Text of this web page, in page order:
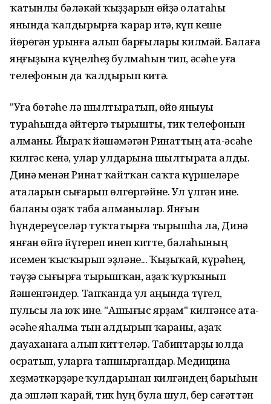
ҡатынлы бәләкәй ҡыҙҙарын өйҙә олатаһы
янында ҡалдырырға ҡарар итә, күп кеше
йөрөгән урынға алып барғылары килмәй. Балаға
яңғыҙына күңелһеҙ булмаһын тип, әсәһе уға
телефонын да ҡалдырып китә.
"Уға бөтәһе лә шылтыратып, өйө яныуы
тураһында әйтергә тырышты, тик телефонын
алманы. Йыраҡ йәшәмәгән Ринаттың ата-әсәһе
килгәс кенә, улар улдарына шылтырата алды.
Динә менән Ринат ҡайтҡан саҡта күршеләре
аталарын сығарып өлгөргәйне. Ул үлгән ине. Ә
баланы оҙаҡ таба алманылар. Янғын
һүндереүселәр туҡтатырға тырышһа ла, Динә
янған өйгә йүгереп инеп китте, балаһының
исемен ҡысҡырып эҙләне... Ҡыҙыҡай, күрәһең,
тәүҙә сығырға тырышҡан, аҙаҡ ҡурҡынып
йәшенгәндер. Тапҡанда ул аңында түгел,
пульсы ла юҡ ине. "Ашығыс ярҙам" килгәнсе ата-
әсәһе яһалма тын алдырып ҡараны, аҙаҡ
дауаханаға алып киттеләр. Табиптарҙы юлда
осратып, уларға тапшырғандар. Медицина
хеҙмәткәрҙәре ҡулдарынан килгәндең барыһын
да эшләп ҡарай, тик һуң була шул, бер сәғәттән